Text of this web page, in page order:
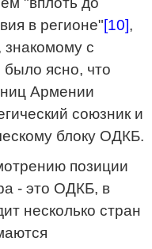
в регионе"[10],
с
ясно, что
Армении
союзник и
блоку ОДКБ.
позиции
- это ОДКБ, в
несколько стран